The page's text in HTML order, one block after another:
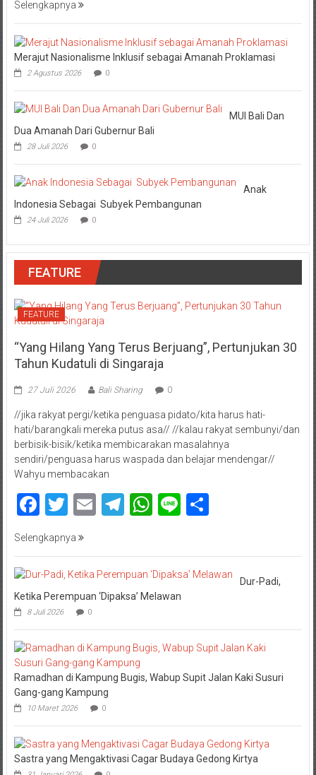
Selengkapnya
Merajut Nasionalisme Inklusif sebagai Amanah Proklamasi
2 Agustus 2026 0
MUI Bali Dan
Dua Amanah Dari Gubernur Bali
28 Juli 2026 0
Anak
Indonesia Sebagai Subyek Pembangunan
24 Juli 2026 0
FEATURE
FEATURE
“Yang Hilang Yang Terus Berjuang”, Pertunjukan 30
Tahun Kudatuli di Singaraja
27 Juli 2026 Bali Sharing 0
//jika rakyat pergi/ketika penguasa pidato/kita harus hati-
hati/barangkali mereka putus asa// //kalau rakyat sembunyi/dan
berbisik-bisik/ketika membicarakan masalahnya
sendiri/penguasa harus waspada dan belajar mendengar//
Wahyu membacakan
Facebook
Twitter
EmailTelegram
WhatsApp
LineShare
Selengkapnya
Dur-Padi,
Ketika Perempuan ‘Dipaksa’ Melawan
8 Juli 2026 0
Ramadhan di Kampung Bugis, Wabup Supit Jalan Kaki Susuri
Gang-gang Kampung
10 Maret 2026 0
Sastra yang Mengaktivasi Cagar Budaya Gedong Kirtya